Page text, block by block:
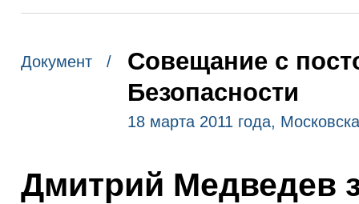
Документ /
Совещание с
Безопасности
18 марта 2011 года,
Дмитрий Медведев